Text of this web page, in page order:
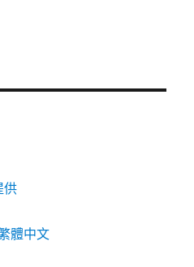
供
體中文